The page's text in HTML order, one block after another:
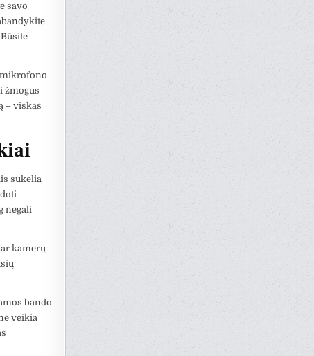
savo
mikrofono
žmogus
– viskas
sukelia
negali
kamerų
bando
veikia